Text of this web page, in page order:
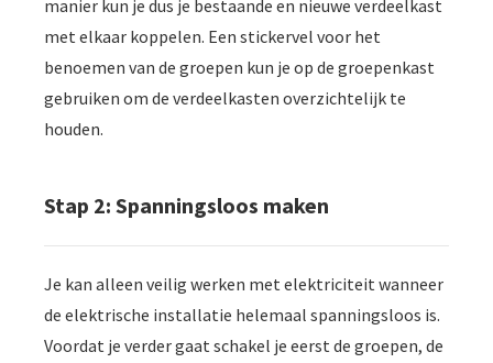
manier kun je dus je bestaande en nieuwe verdeelkast
met elkaar koppelen. Een stickervel voor het
benoemen van de groepen kun je op de groepenkast
gebruiken om de verdeelkasten overzichtelijk te
houden.
Stap 2: Spanningsloos maken
Je kan alleen veilig werken met elektriciteit wanneer
de elektrische installatie helemaal spanningsloos is.
Voordat je verder gaat schakel je eerst de groepen, de